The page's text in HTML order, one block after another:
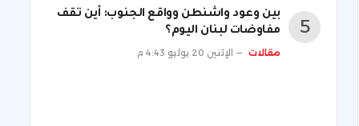
بين وعود واشنطن وواقع الجنوب: أين تقف
مفاوضات لبنان اليوم؟
مقالات الإثنين 20 يوليو 4:43 م